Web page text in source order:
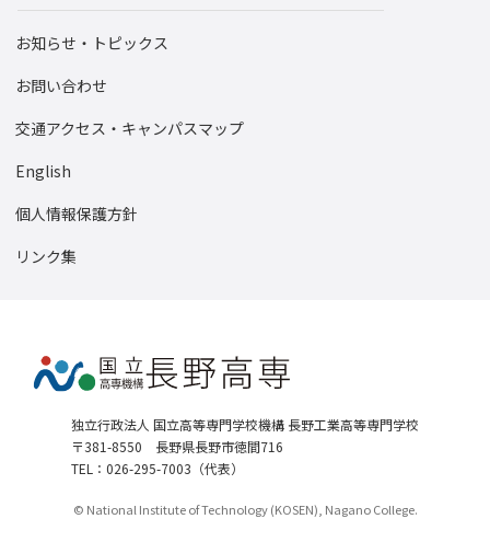
卒業生の活躍
硬式野球部
サイバーセキュリティ同好会
情報技術研究部
教員公募
お知らせ・トピックス
お問い合わせ
交通アクセス・キャンパスマップ
English
個人情報保護方針
リンク集
独立行政法人 国立高等専門学校機構 長野工業高等専門学校
〒381-8550 長野県長野市徳間716
TEL：026-295-7003（代表）
© National Institute of Technology (KOSEN), Nagano College.